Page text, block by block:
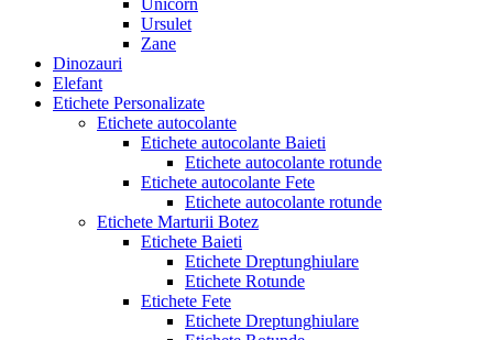
Unicorn
Ursulet
Zane
Dinozauri
Elefant
Etichete Personalizate
Etichete autocolante
Etichete autocolante Baieti
Etichete autocolante rotunde
Etichete autocolante Fete
Etichete autocolante rotunde
Etichete Marturii Botez
Etichete Baieti
Etichete Dreptunghiulare
Etichete Rotunde
Etichete Fete
Etichete Dreptunghiulare